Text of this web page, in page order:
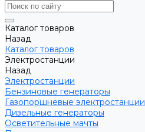
Каталог товаров
Назад
Каталог товаров
Электростанции
Назад
Электростанции
Бензиновые генераторы
Газопоршневые электростанции
Дизельные генераторы
Осветительные мачты